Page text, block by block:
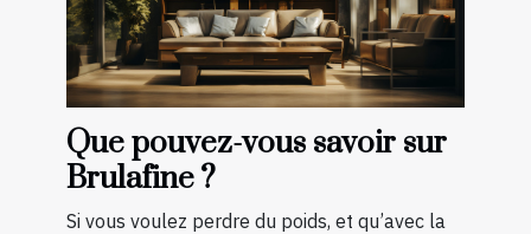
Que pouvez-vous savoir sur
Brulafine ?
Si vous voulez perdre du poids, et qu’avec la